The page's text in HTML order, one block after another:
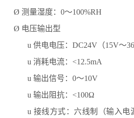
Ø 测量湿度： 0～100%RH
Ø 电压输出型
u 供电电压： DC24V（15V～
u 消耗电流： <12.5mA
u 输出信号： 0～10V
u 输出阻抗： <100Ω
u 接线方式：六线制（输入电